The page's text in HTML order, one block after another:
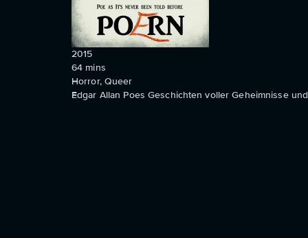
2015
64 mins
Horror, Queer
Edgar Allan Poes Geschichten voller Geheimnisse